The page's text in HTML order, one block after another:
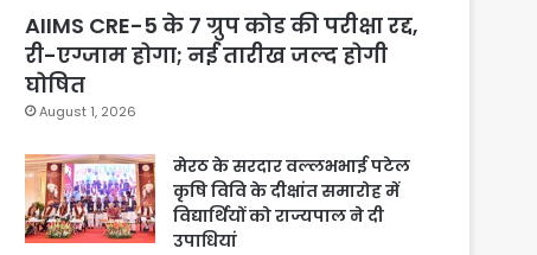
AIIMS CRE-5 के 7 ग्रुप कोड की परीक्षा रद्द,
री-एग्जाम होगा; नई तारीख जल्द होगी
घोषित
August 1, 2026
मेरठ के सरदार वल्लभभाई पटेल
कृषि विवि के दीक्षांत समारोह में
विद्यार्थियों को राज्यपाल ने दी
उपाधियां